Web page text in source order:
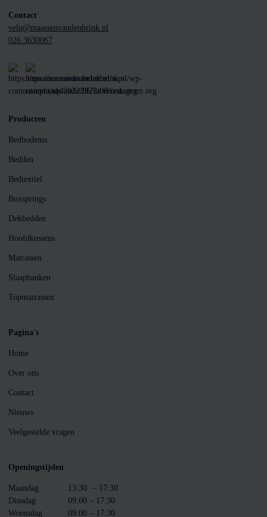
Contact
velp@maassenvandenbrink.nl
026 3630067
Producten
Bedbodems
Bedden
Bedtextiel
Boxsprings
Dekbedden
Hoofdkussens
Matrassen
Slaapbanken
Topmatrassen
Pagina's
Home
Over ons
Contact
Nieuws
Veelgestelde vragen
Openingstijden
Maandag 13:30 – 17:30
Dinsdag
09:00 – 17:30
Woensdag
09:00 – 17:30